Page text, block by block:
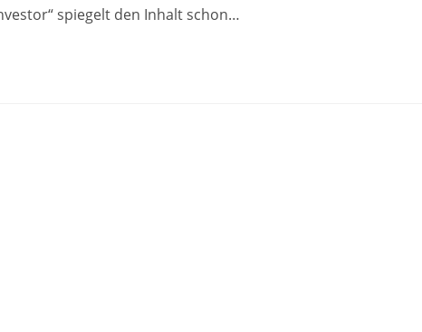
spiegelt den Inhalt schon…